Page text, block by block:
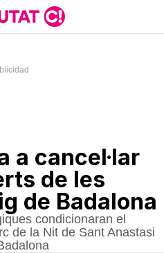
a cancel·lar
de les
de Badalona
condicionaran el
de la Nit de Sant Anastasi